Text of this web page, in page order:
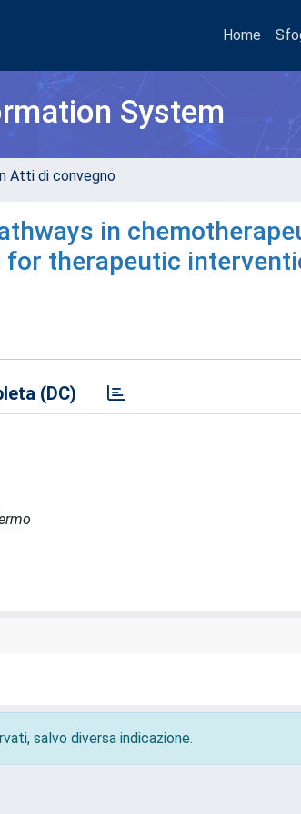
Home
System
Atti di convegno
in
therapeutic
(DC)
salvo diversa indicazione.